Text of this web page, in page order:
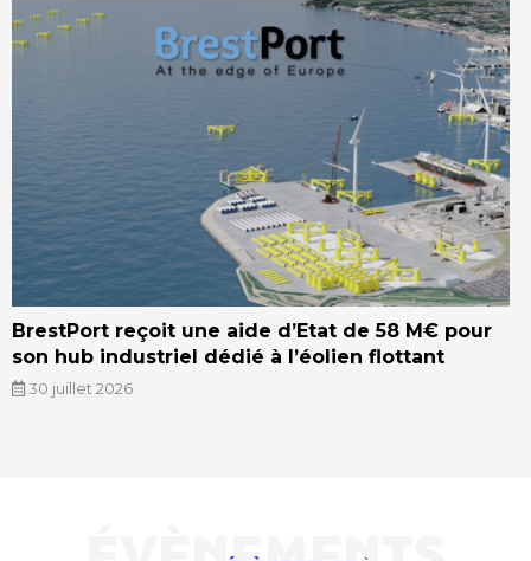
BrestPort reçoit une aide d’Etat de 58 M€ pour
son hub industriel dédié à l’éolien flottant
30 juillet 2026